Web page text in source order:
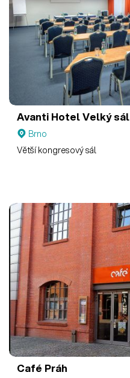
Avanti HotelVelký sál
Brno
Větší kongresový sál
Café Práh